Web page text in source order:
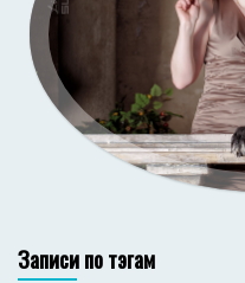
Записи по тэгам